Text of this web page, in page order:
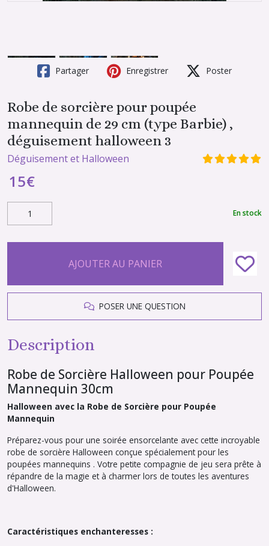
Partager Enregistrer Poster
Robe de sorcière pour poupée
mannequin de 29 cm (type Barbie) ,
déguisement halloween 3
Déguisement et Halloween
15€
En stock
AJOUTER AU PANIER
POSER UNE QUESTION
Description
Robe de Sorcière Halloween pour Poupée
Mannequin 30cm
Halloween avec la Robe de Sorcière pour Poupée
Mannequin
Préparez-vous pour une soirée ensorcelante avec cette incroyable
robe de sorcière Halloween conçue spécialement pour les
poupées mannequins . Votre petite compagnie de jeu sera prête à
répandre de la magie et à charmer lors de toutes les aventures
d'Halloween.
Caractéristiques enchanteresses :